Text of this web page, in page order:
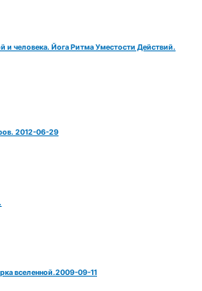
и человека. Йога Ритма Уместости Действий.
2012-06-29
вселенной.2009-09-11